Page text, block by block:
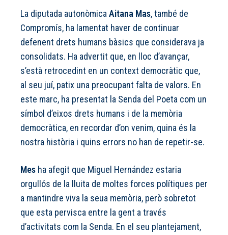
La diputada autonòmica Aitana Mas, també de
Compromís, ha lamentat haver de continuar
defenent drets humans bàsics que considerava ja
consolidats. Ha advertit que, en lloc d’avançar,
s’està retrocedint en un context democràtic que,
al seu juí, patix una preocupant falta de valors. En
este marc, ha presentat la Senda del Poeta com un
símbol d’eixos drets humans i de la memòria
democràtica, en recordar d’on venim, quina és la
nostra història i quins errors no han de repetir-se.
Mes ha afegit que Miguel Hernández estaria
orgullós de la lluita de moltes forces polítiques per
a mantindre viva la seua memòria, però sobretot
que esta pervisca entre la gent a través
d’activitats com la Senda. En el seu plantejament,